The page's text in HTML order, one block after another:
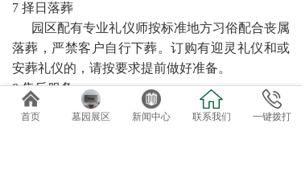
7 择日落葬
园区配有专业礼仪师按标准地方习俗配合丧属
落葬，严禁客户自行下葬。订购有迎灵礼仪和或
安葬礼仪的，请按要求提前做好准备。
8 售后服务
园区可提供诸如代客祭扫、管家服务、墓碑翻
首页 墓园展区 新闻中心 联系我们 一键拨打